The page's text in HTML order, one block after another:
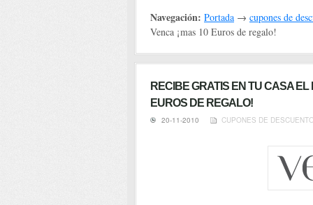
Navegación: Portada → cupones de
Venca ¡mas 10 Euros de regalo!
RECIBE GRATIS EN TU CASA
EUROS DE REGALO!
20-11-2010 CUPONES DE